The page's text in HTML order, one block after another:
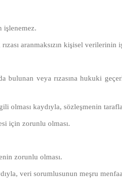
işlenemez.
aranmaksızın kişisel verilerinin
bulunan veya rızasına hukuki
olması kaydıyla, sözleşmenin
için zorunlu olması.
zorunlu olması.
veri sorumlusunun meşru